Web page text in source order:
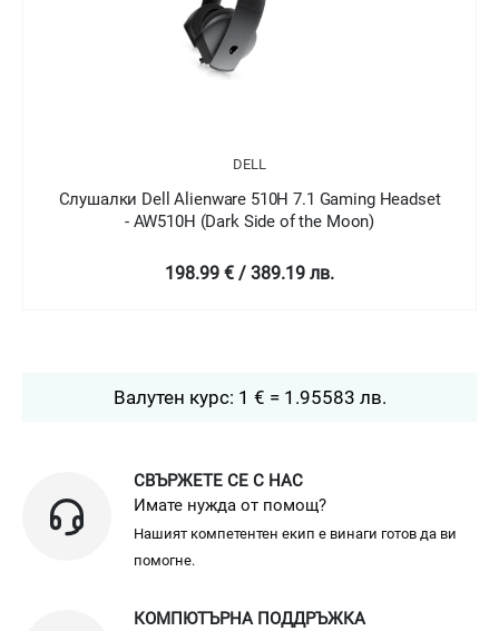
DELL
Слушалки Dell Alienware 510H 7.1 Gaming Headset
- AW510H (Dark Side of the Moon)
198.99 € / 389.19 лв.
Валутен курс: 1 € = 1.95583 лв.
СВЪРЖЕТЕ СЕ С НАС
Имате нужда от помощ?
Нашият компетентен екип е винаги готов да ви
помогне.
КОМПЮТЪРНА ПОДДРЪЖКА